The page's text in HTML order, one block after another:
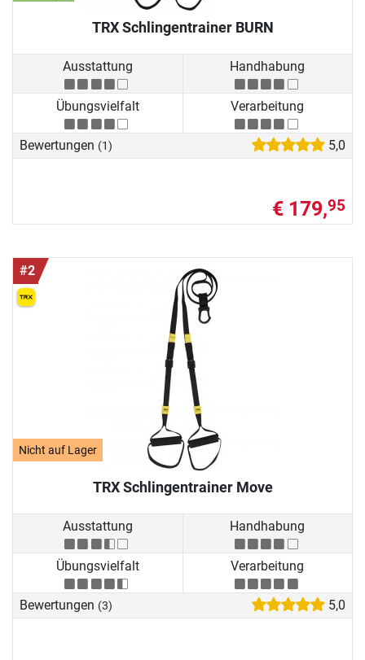
TRX Schlingentrainer BURN
Ausstattung Handhabung
Übungsvielfalt Verarbeitung
Bewertungen (1) 5,0
€ 179,95
#2
Nicht auf Lager
TRX Schlingentrainer Move
Ausstattung Handhabung
Übungsvielfalt Verarbeitung
Bewertungen (3) 5,0